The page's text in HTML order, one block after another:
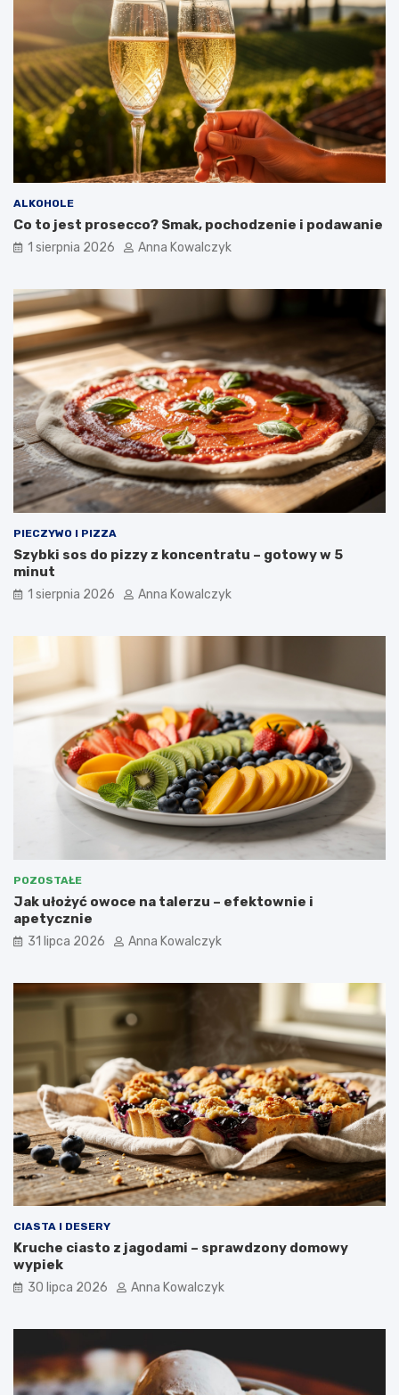
ALKOHOLE
Co to jest prosecco? Smak, pochodzenie i podawanie
1 sierpnia 2026 Anna Kowalczyk
PIECZYWO I PIZZA
Szybki sos do pizzy z koncentratu – gotowy w 5
minut
1 sierpnia 2026 Anna Kowalczyk
POZOSTAŁE
Jak ułożyć owoce na talerzu – efektownie i
apetycznie
31 lipca 2026 Anna Kowalczyk
CIASTA I DESERY
Kruche ciasto z jagodami – sprawdzony domowy
wypiek
30 lipca 2026 Anna Kowalczyk